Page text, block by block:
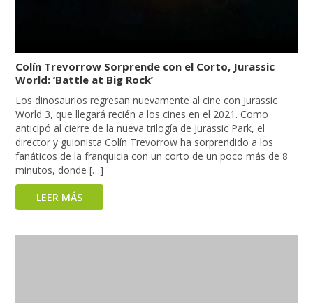
Colín Trevorrow Sorprende con el Corto, Jurassic
World: ‘Battle at Big Rock’
Los dinosaurios regresan nuevamente al cine con Jurassic
World 3, que llegará recién a los cines en el 2021. Como
anticipó al cierre de la nueva trilogía de Jurassic Park, el
director y guionista Colín Trevorrow ha sorprendido a los
fanáticos de la franquicia con un corto de un poco más de 8
minutos, donde […]
LEER MÁS